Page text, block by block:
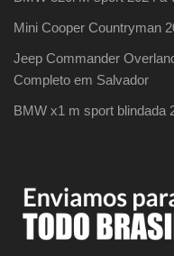
Mini Cooper Countryman
Jeep Commander
Completo em Salvador
BMW x1 m sport blindada